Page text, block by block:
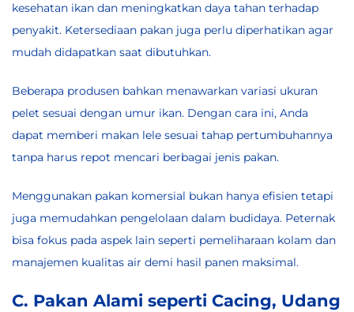
kesehatan ikan dan meningkatkan daya tahan terhadap
penyakit. Ketersediaan pakan juga perlu diperhatikan agar
mudah didapatkan saat dibutuhkan.
Beberapa produsen bahkan menawarkan variasi ukuran
pelet sesuai dengan umur ikan. Dengan cara ini, Anda
dapat memberi makan lele sesuai tahap pertumbuhannya
tanpa harus repot mencari berbagai jenis pakan.
Menggunakan pakan komersial bukan hanya efisien tetapi
juga memudahkan pengelolaan dalam budidaya. Peternak
bisa fokus pada aspek lain seperti pemeliharaan kolam dan
manajemen kualitas air demi hasil panen maksimal.
C. Pakan Alami seperti Cacing, Udang